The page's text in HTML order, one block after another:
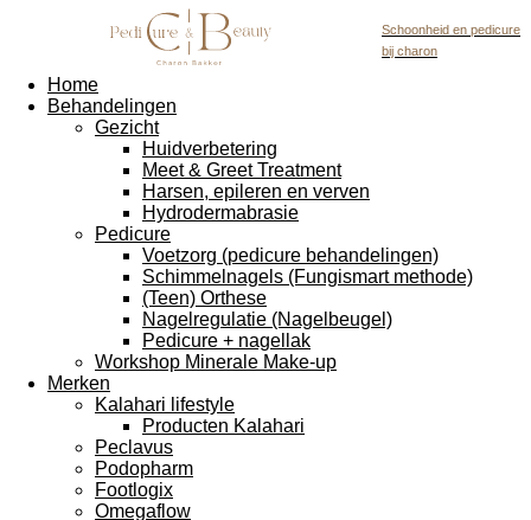
Schoonheid en pedicure
bij charon
Home
Behandelingen
Gezicht
Huidverbetering
Meet & Greet Treatment
Harsen, epileren en verven
Hydrodermabrasie
Pedicure
Voetzorg (pedicure behandelingen)
Schimmelnagels (Fungismart methode)
(Teen) Orthese
Nagelregulatie (Nagelbeugel)
Pedicure + nagellak
Workshop Minerale Make-up
Merken
Kalahari lifestyle
Producten Kalahari
Peclavus
Podopharm
Footlogix
Omegaflow